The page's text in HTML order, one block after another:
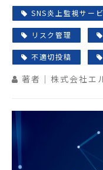
SNS炎上監視サー
リスク管理
不適切投稿
著者｜株式会社エ